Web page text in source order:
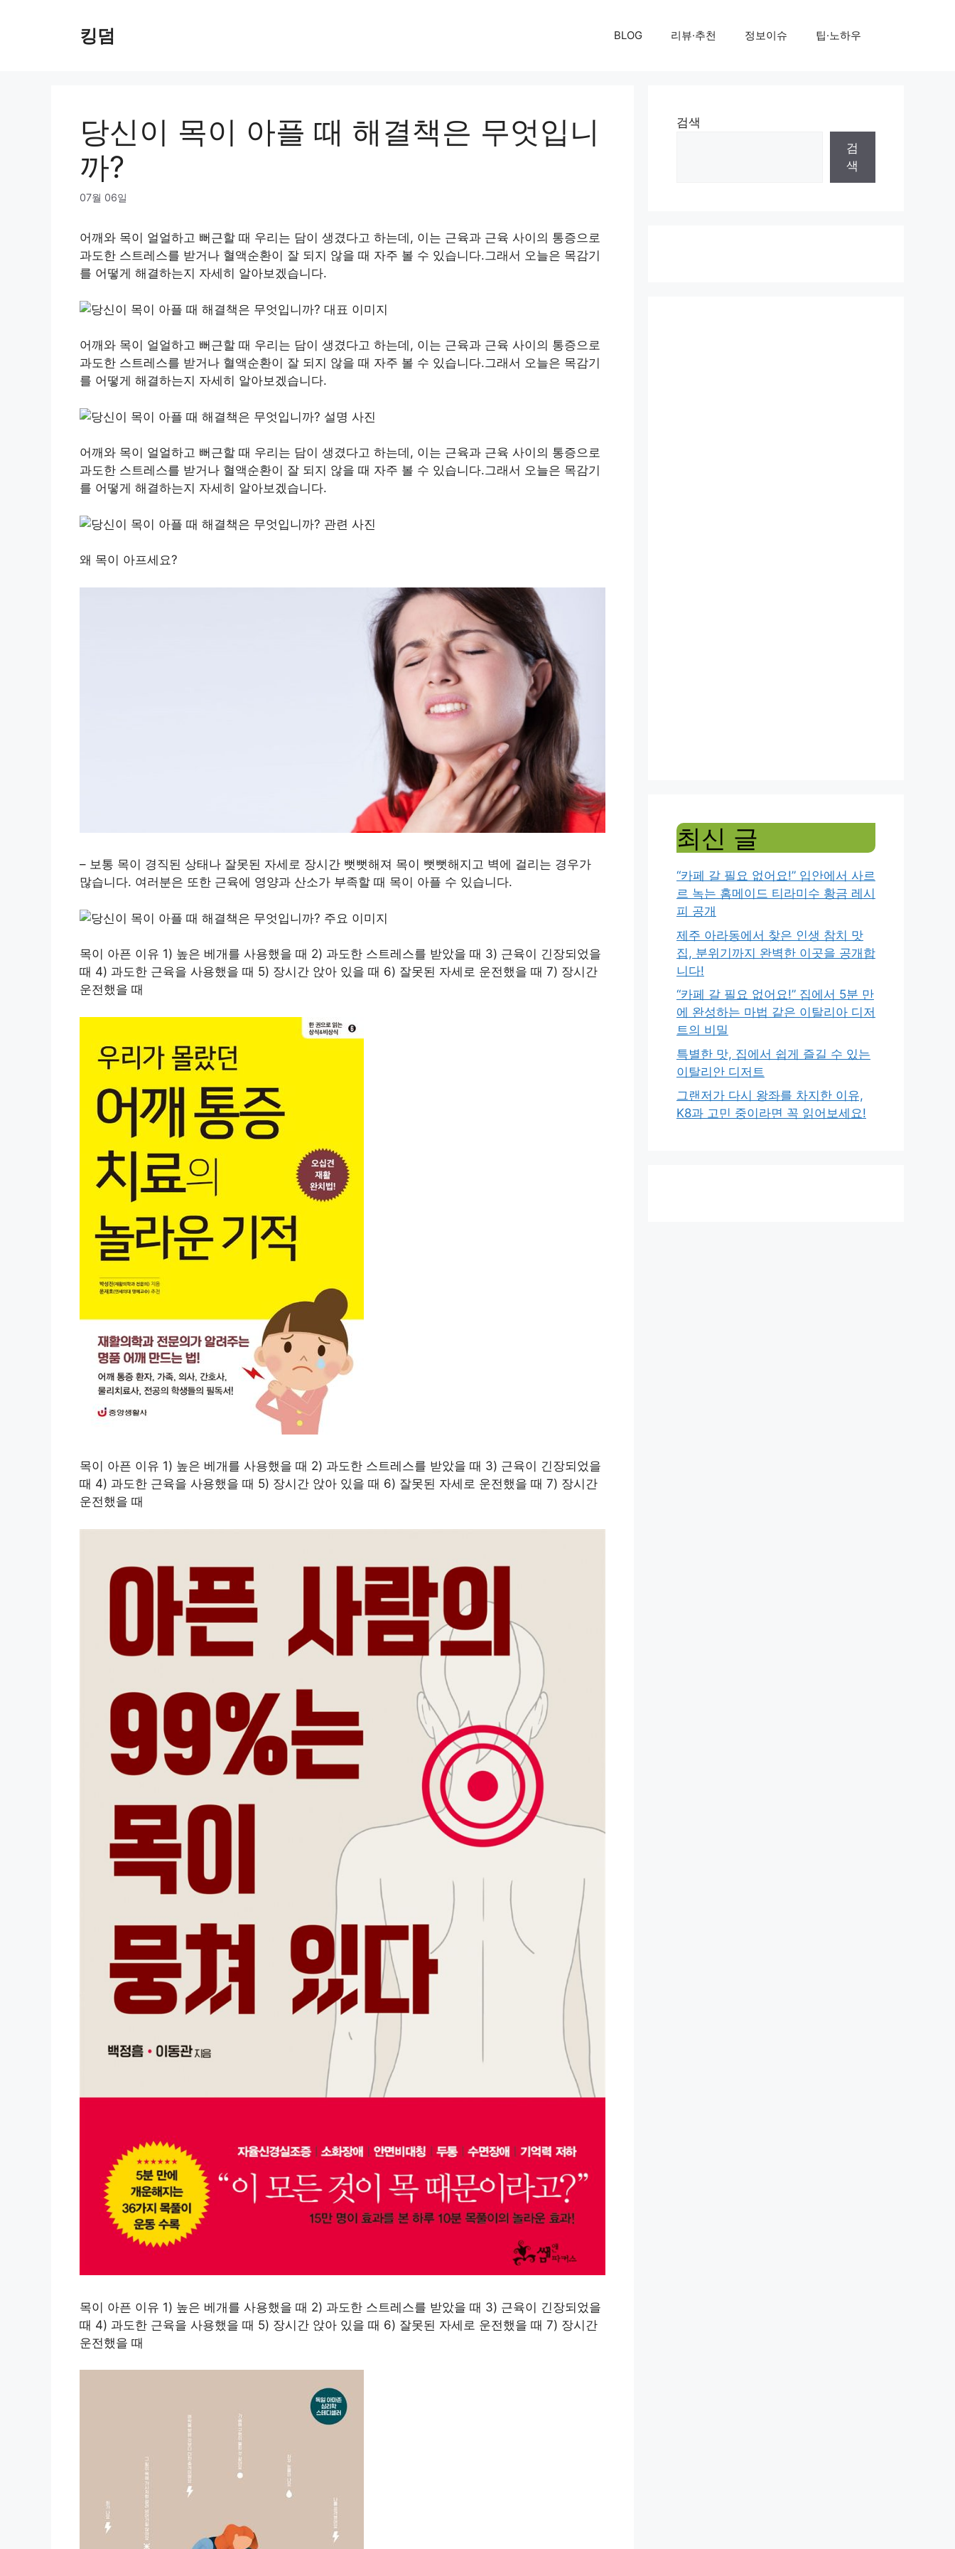
킹덤 BLOG 리뷰·추천 정보이슈 팁·노하우
당신이 목이 아플 때 해결책은 무엇입니
까?
07월 06일
어깨와 목이 얼얼하고 뻐근할 때 우리는 담이 생겼다고 하는데, 이는 근육과 근육 사이의 통증으로
과도한 스트레스를 받거나 혈액순환이 잘 되지 않을 때 자주 볼 수 있습니다.그래서 오늘은 목감기
를 어떻게 해결하는지 자세히 알아보겠습니다.
어깨와 목이 얼얼하고 뻐근할 때 우리는 담이 생겼다고 하는데, 이는 근육과 근육 사이의 통증으로
과도한 스트레스를 받거나 혈액순환이 잘 되지 않을 때 자주 볼 수 있습니다.그래서 오늘은 목감기
를 어떻게 해결하는지 자세히 알아보겠습니다.
어깨와 목이 얼얼하고 뻐근할 때 우리는 담이 생겼다고 하는데, 이는 근육과 근육 사이의 통증으로
과도한 스트레스를 받거나 혈액순환이 잘 되지 않을 때 자주 볼 수 있습니다.그래서 오늘은 목감기
를 어떻게 해결하는지 자세히 알아보겠습니다.
왜 목이 아프세요?
– 보통 목이 경직된 상태나 잘못된 자세로 장시간 뻣뻣해져 목이 뻣뻣해지고 벽에 걸리는 경우가
많습니다. 여러분은 또한 근육에 영양과 산소가 부족할 때 목이 아플 수 있습니다.
목이 아픈 이유 1) 높은 베개를 사용했을 때 2) 과도한 스트레스를 받았을 때 3) 근육이 긴장되었을
때 4) 과도한 근육을 사용했을 때 5) 장시간 앉아 있을 때 6) 잘못된 자세로 운전했을 때 7) 장시간
운전했을 때
목이 아픈 이유 1) 높은 베개를 사용했을 때 2) 과도한 스트레스를 받았을 때 3) 근육이 긴장되었을
때 4) 과도한 근육을 사용했을 때 5) 장시간 앉아 있을 때 6) 잘못된 자세로 운전했을 때 7) 장시간
운전했을 때
목이 아픈 이유 1) 높은 베개를 사용했을 때 2) 과도한 스트레스를 받았을 때 3) 근육이 긴장되었을
때 4) 과도한 근육을 사용했을 때 5) 장시간 앉아 있을 때 6) 잘못된 자세로 운전했을 때 7) 장시간
운전했을 때
검색
검
색
최신 글
“카페 갈 필요 없어요!” 입안에서 사르
르 녹는 홈메이드 티라미수 황금 레시
피 공개
제주 아라동에서 찾은 인생 참치 맛
집, 분위기까지 완벽한 이곳을 공개합
니다!
“카페 갈 필요 없어요!” 집에서 5분 만
에 완성하는 마법 같은 이탈리아 디저
트의 비밀
특별한 맛, 집에서 쉽게 즐길 수 있는
이탈리안 디저트
그랜저가 다시 왕좌를 차지한 이유,
K8과 고민 중이라면 꼭 읽어보세요!